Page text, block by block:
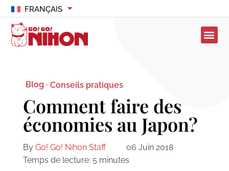
FRANÇAIS
Blog · Conseils pratiques
Comment faire des
économies au Japon?
By Go! Go! Nihon Staff
06 Juin 2018
Temps de lecture: 5 minutes